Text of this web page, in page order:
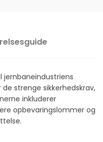
jernbaneindustriens
strenge sikkerhedskrav,
inkluderer
opbevaringslommer og